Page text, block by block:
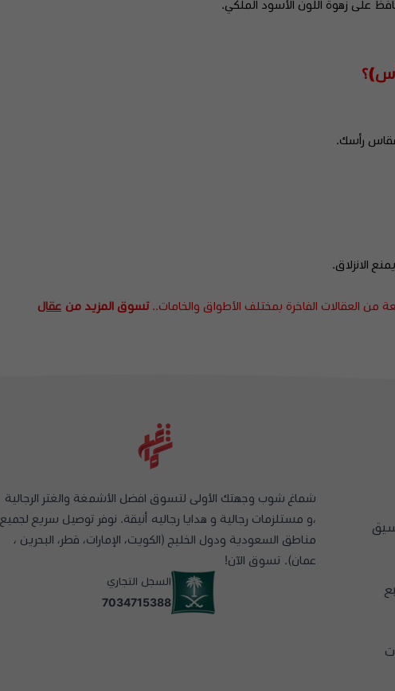
على زهوة اللون الأسود الملكي.
الانزلاق.
من العقالات الفاخرة بمختلف الأطواق والخامات..تسوق المزيد من عقال
شماغ شوب وجهتك الأولى لتسوق افضل الأشمغة والغتر الرجالية
،و مستلزمات رجالية و هدايا رجاليه أنيقة. نوفر توصيل سريع لجميع
مناطق السعودية ودول الخليج (الكويت، الإمارات، قطر، البحرين ،
عمان). تسوق الآن!
السجل التجاري
7034715388